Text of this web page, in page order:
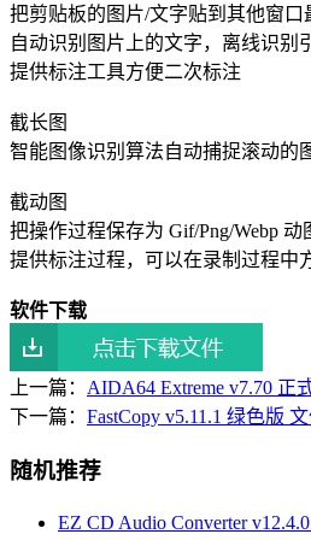
把剪贴板的图片/文字贴到其他窗口
自动识别图片上的文字，离线识别
提供标注工具方便二次标注
截长图
智能图像识别算法自动捕捉滚动的
截动图
把操作过程保存为 Gif/Png/Webp 动
提供标注过程，可以在录制过程中
软件下载
上一篇： AIDA64 Extreme v7.70
下一篇： FastCopy v5.11.1 绿色版
随机推荐
EZ CD Audio Converter